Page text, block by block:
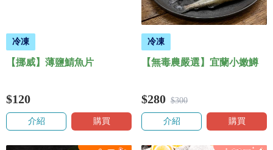
冷凍
【挪威】薄鹽鯖魚片
$120
介紹 購買
冷凍
【無毒農嚴選】宜蘭小嫩鱒
$280 $300
介紹 購買